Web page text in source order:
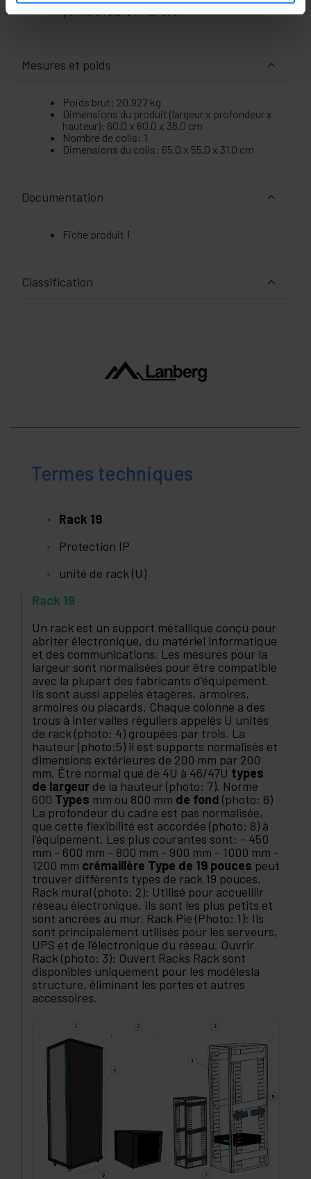
peinte en blanc RAL7035.
Mesures et poids
Poids brut: 20.927 kg
Dimensions du produit (largeur x profondeur x
hauteur): 60.0 x 60.0 x 38.0 cm
Nombre de colis: 1
Dimensions du colis: 65.0 x 55.0 x 31.0 cm
Documentation
Fiche produit 1
Classification
Termes techniques
Rack 19
Protection IP
unité de rack (U)
Rack 19
Un rack est un support métallique conçu pour
abriter électronique, du matériel informatique
et des communications. Les mesures pour la
largeur sont normalisées pour être compatible
avec la plupart des fabricants d'équipement.
Ils sont aussi appelés étagères, armoires,
armoires ou placards. Chaque colonne a des
trous à intervalles réguliers appelés U unités
de rack (photo: 4) groupées par trois. La
hauteur (photo:5) il est supports normalisés et
dimensions extérieures de 200 mm par 200
mm. Être normal que de 4U à 46/47U types
de largeur de la hauteur (photo: 7). Norme
600 Types mm ou 800 mm de fond (photo: 6)
La profondeur du cadre est pas normalisée,
que cette flexibilité est accordée (photo: 8) à
l'équipement. Les plus courantes sont: - 450
mm - 600 mm - 800 mm - 900 mm - 1000 mm -
1200 mm crémaillère Type de 19 pouces peut
trouver différents types de rack 19 pouces.
Rack mural (photo: 2): Utilisé pour accueillir
réseau électronique. Ils sont les plus petits et
sont ancrées au mur. Rack Pie (Photo: 1): Ils
sont principalement utilisés pour les serveurs,
UPS et de l'électronique du réseau. Ouvrir
Rack (photo: 3): Ouvert Racks Rack sont
disponibles uniquement pour les modèlesla
structure, éliminant les portes et autres
accessoires.